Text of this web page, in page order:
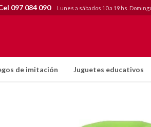
de imitación Juguetes educativos
097 084 090 Lunes a sábados 10 a 19 hs.